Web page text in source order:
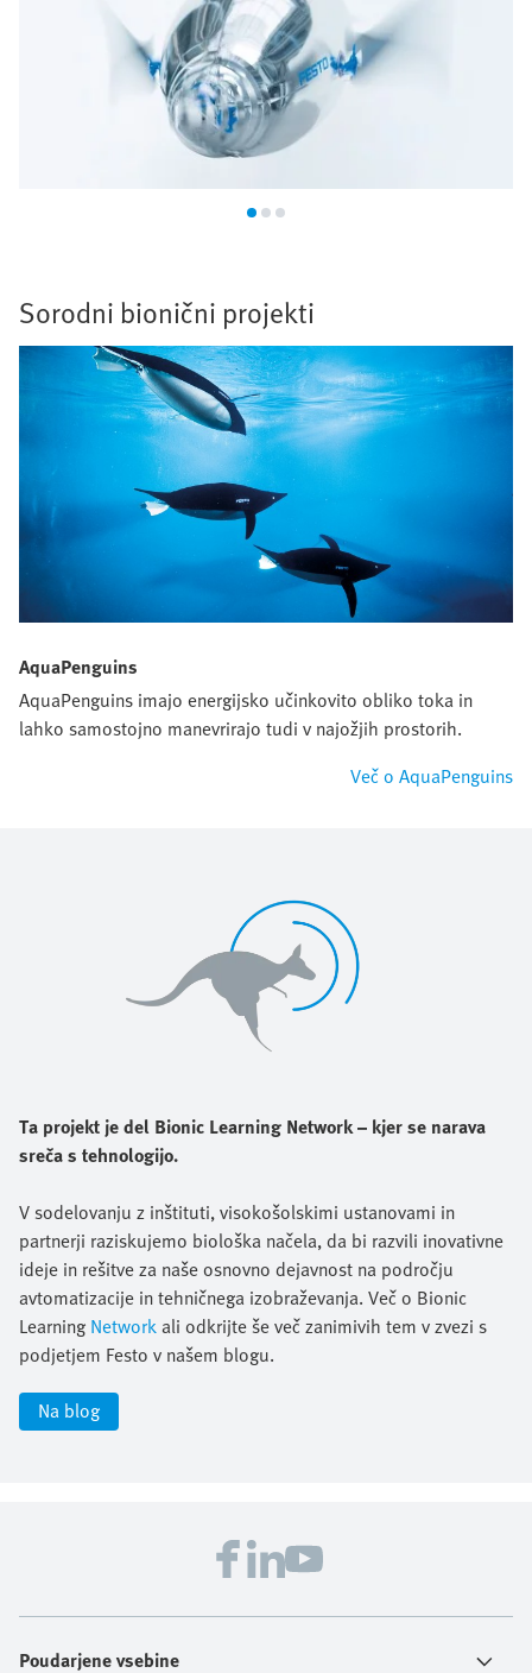
Sorodni bionični projekti
AquaPenguins
AquaPenguins imajo energijsko učinkovito obliko toka in
lahko samostojno manevrirajo tudi v najožjih prostorih.
Več o AquaPenguins
Ta projekt je del Bionic Learning Network – kjer se narava
sreča s tehnologijo.
V sodelovanju z inštituti, visokošolskimi ustanovami in
partnerji raziskujemo biološka načela, da bi razvili inovativne
ideje in rešitve za naše osnovno dejavnost na področju
avtomatizacije in tehničnega izobraževanja. Več o Bionic
Learning Networkali odkrijte še več zanimivih tem v zvezi s
podjetjem Festo v našem blogu.
Na blog
Poudarjene vsebine